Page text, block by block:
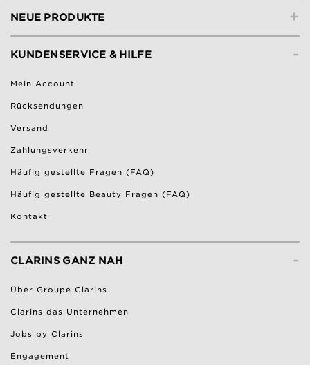
+
NEUE PRODUKTE
-
KUNDENSERVICE & HILFE
Mein Account
Rücksendungen
Versand
Zahlungsverkehr
Häufig gestellte Fragen (FAQ)
Häufig gestellte Beauty Fragen (FAQ)
Kontakt
-
CLARINS GANZ NAH
Über Groupe Clarins
Clarins das Unternehmen
Jobs by Clarins
Engagement